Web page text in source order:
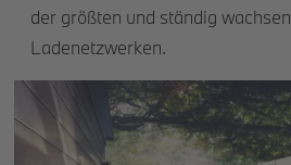
der größten und ständig
Ladenetzwerken.